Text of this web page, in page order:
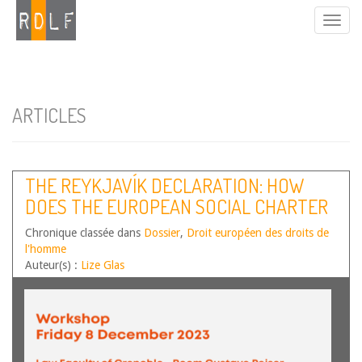
ARTICLES
THE REYKJAVÍK DECLARATION: HOW
DOES THE EUROPEAN SOCIAL CHARTER
FIT INTO THE COMMUNITY OF SHARED
VALUES ?
Chronique classée dans Dossier, Droit européen des droits de
l'homme
Auteur(s) : Lize Glas